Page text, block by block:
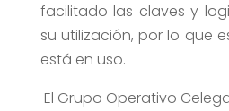
facilitado las claves y
su utilización, por lo que
está en uso.
El Grupo Operativo